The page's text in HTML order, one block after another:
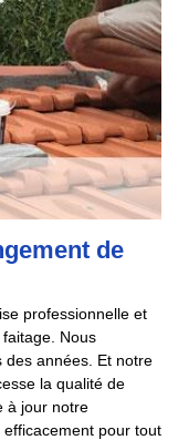
de
professionnelle et
Nous
des années. Et notre
la qualité de
à jour notre
pour tout